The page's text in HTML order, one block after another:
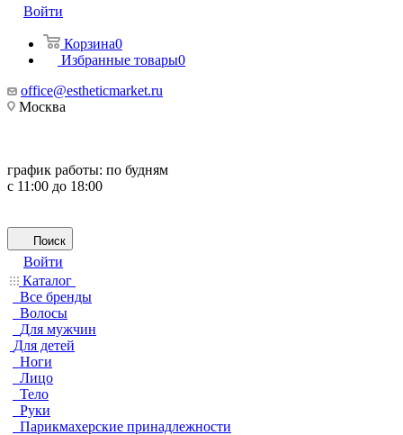
Войти
Корзина0
Избранные товары0
office@estheticmarket.ru
Москва
график работы: по будням
с 11:00 до 18:00
Поиск
Войти
Каталог
Все бренды
Волосы
Для мужчин
Для детей
Ноги
Лицо
Тело
Руки
Парикмахерские принадлежности